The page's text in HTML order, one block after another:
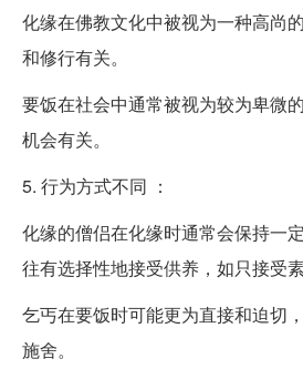
化缘在佛教文化中被视为一种高尚
和修行有关。
要饭在社会中通常被视为较为卑微
机会有关。
5. 行为方式不同 ：
化缘的僧侣在化缘时通常会保持一
往有选择性地接受供养，如只接受素
乞丐在要饭时可能更为直接和迫切
施舍。